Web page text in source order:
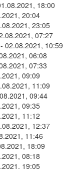
18:00
20:04
23:05
07:27
- 02.08.2021, 10:59
06:08
07:33
09:09
11:09
09:44
09:35
11:12
12:37
11:46
18:09
08:18
19:05